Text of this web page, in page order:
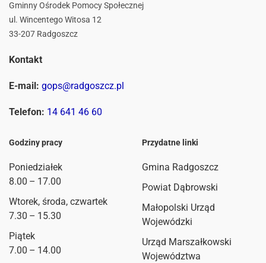
Gminny Ośrodek Pomocy Społecznej
ul. Wincentego Witosa 12
33-207 Radgoszcz
Kontakt
E-mail: gops@radgoszcz.pl
Telefon: 14 641 46 60
Godziny pracy
Poniedziałek
8.00 – 17.00
Wtorek, środa, czwartek
7.30 – 15.30
Piątek
7.00 – 14.00
Przydatne linki
Gmina Radgoszcz
Powiat Dąbrowski
Małopolski Urząd
Wojewódzki
Urząd Marszałkowski
Województwa